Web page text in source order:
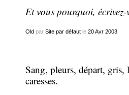
Et vous pourquoi,
Oldpar Site par défautle 20 Avr 2003
Sang, pleurs, départ, gris,
caresses.